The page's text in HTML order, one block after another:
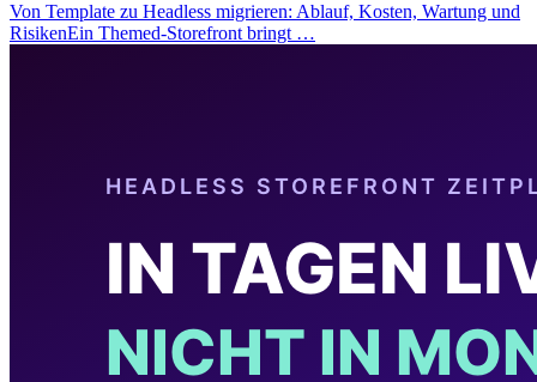
Von Template zu Headless migrieren: Ablauf, Kosten, Wartung und
RisikenEin Themed-Storefront bringt …